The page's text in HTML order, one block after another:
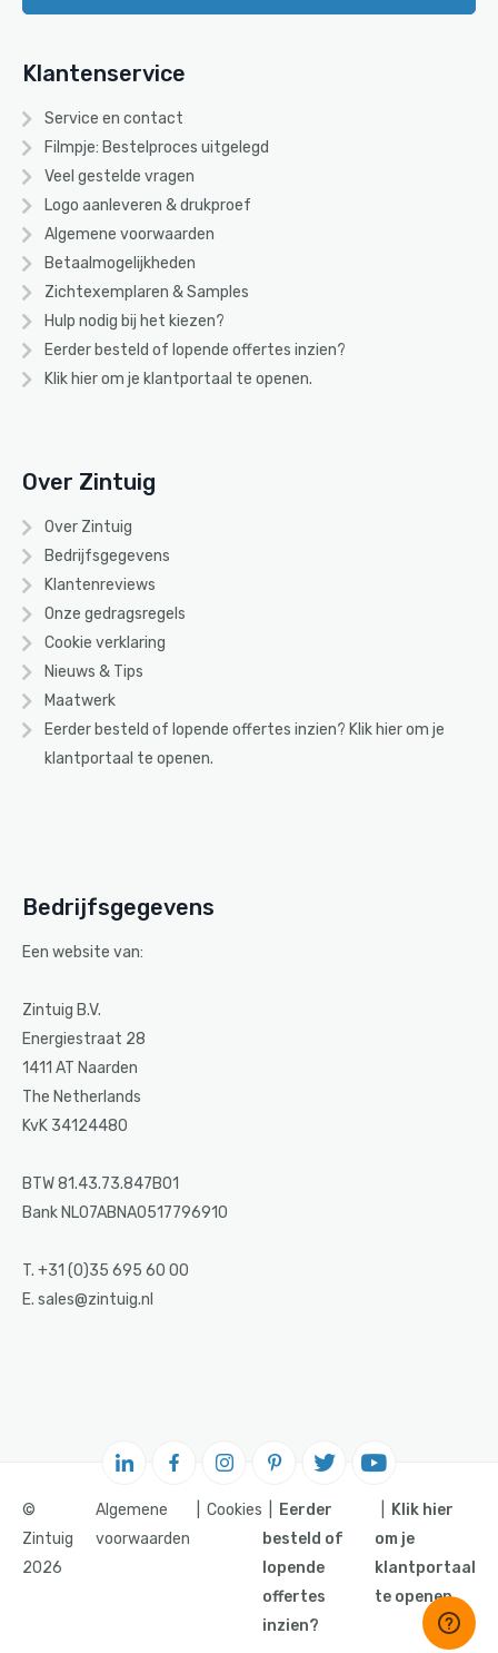
Klantenservice
Service en contact
Filmpje: Bestelproces uitgelegd
Veel gestelde vragen
Logo aanleveren & drukproef
Algemene voorwaarden
Betaalmogelijkheden
Zichtexemplaren & Samples
Hulp nodig bij het kiezen?
Eerder besteld of lopende offertes inzien?
Klik hier om je klantportaal te openen.
Over Zintuig
Over Zintuig
Bedrijfsgegevens
Klantenreviews
Onze gedragsregels
Cookie verklaring
Nieuws & Tips
Maatwerk
Eerder besteld of lopende offertes inzien? Klik hierom je
klantportaal te openen.
Bedrijfsgegevens
Een website van:
Zintuig B.V.
Energiestraat 28
1411 AT Naarden
The Netherlands
KvK 34124480
BTW 81.43.73.847B01
Bank NL07ABNA0517796910
T. +31 (0)35 695 60 00
E. sales@zintuig.nl
©
Zintuig
2026
Algemene
voorwaarden
Cookies
Eerder
besteld of
lopende
offertes
inzien?
Klik hier
om je
klantportaal
te openen.